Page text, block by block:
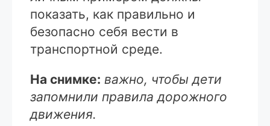
показать, как правильно и
безопасно себя вести в
транспортной среде.
На снимке: важно, чтобы дети
запомнили правила дорожного
движения.